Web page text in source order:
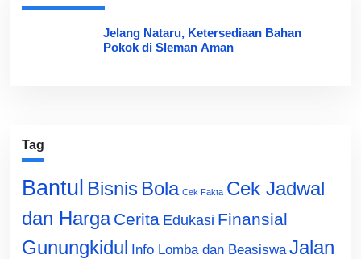
Jelang Nataru, Ketersediaan Bahan
Pokok di Sleman Aman
Tag
Bantul Bisnis Bola Cek Fakta Cek Jadwal
dan Harga Cerita Edukasi Finansial
Gunungkidul Info Lomba dan Beasiswa Jalan